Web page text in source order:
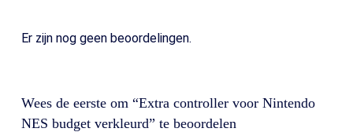
Er zijn nog geen beoordelingen.
Wees de eerste om “Extra controller voor Nintendo
NES budget verkleurd” te beoordelen